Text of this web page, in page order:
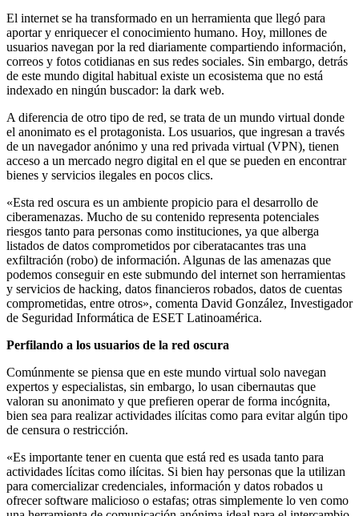
El internet se ha transformado en un herramienta que llegó para
aportar y enriquecer el conocimiento humano. Hoy, millones de
usuarios navegan por la red diariamente compartiendo información,
correos y fotos cotidianas en sus redes sociales. Sin embargo, detrás
de este mundo digital habitual existe un ecosistema que no está
indexado en ningún buscador: la dark web.
A diferencia de otro tipo de red, se trata de un mundo virtual donde
el anonimato es el protagonista. Los usuarios, que ingresan a través
de un navegador anónimo y una red privada virtual (VPN), tienen
acceso a un mercado negro digital en el que se pueden en encontrar
bienes y servicios ilegales en pocos clics.
«Esta red oscura es un ambiente propicio para el desarrollo de
ciberamenazas. Mucho de su contenido representa potenciales
riesgos tanto para personas como instituciones, ya que alberga
listados de datos comprometidos por ciberatacantes tras una
exfiltración (robo) de información. Algunas de las amenazas que
podemos conseguir en este submundo del internet son herramientas
y servicios de hacking, datos financieros robados, datos de cuentas
comprometidas, entre otros», comenta David González, Investigador
de Seguridad Informática de ESET Latinoamérica.
Perfilando a los usuarios de la red oscura
Comúnmente se piensa que en este mundo virtual solo navegan
expertos y especialistas, sin embargo, lo usan cibernautas que
valoran su anonimato y que prefieren operar de forma incógnita,
bien sea para realizar actividades ilícitas como para evitar algún tipo
de censura o restricción.
«Es importante tener en cuenta que está red es usada tanto para
actividades lícitas como ilícitas. Si bien hay personas que la utilizan
para comercializar credenciales, información y datos robados u
ofrecer software malicioso o estafas; otras simplemente lo ven como